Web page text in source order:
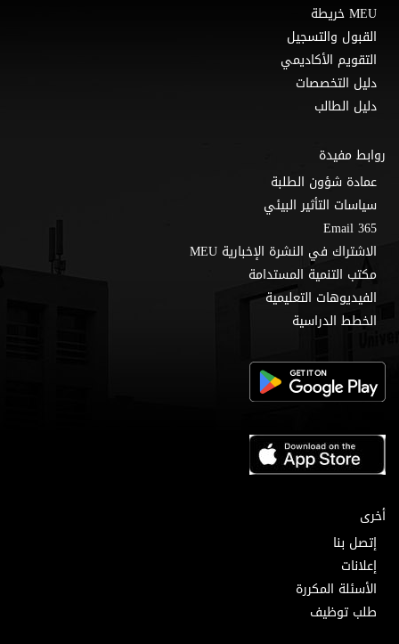
MEU خريطة
القبول والتسجيل
التقويم الأكاديمي
دليل التخصصات
دليل الطالب
روابط مفيدة
عمادة شؤون الطلبة
سياسات التأثير البيئي
Email 365
الاشتراك في النشرة الإخبارية MEU
مكتب التنمية المستدامة
الفيديوهات التعليمية
الخطط الدراسية
أخرى
إتصل بنا
إعلانات
الأسئلة المكررة
طلب توظيف